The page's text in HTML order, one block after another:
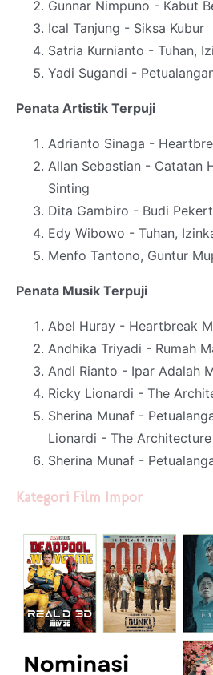
Gunnar Nimpuno - Kabut
Ical Tanjung - Siksa Kubur
Satria Kurnianto - Tuhan,
Yadi Sugandi -
Penata Artistik Terpuji
Adrianto Sinaga -
Allan Sebastian - Catatan
Sinting
Dita Gambiro - Budi
Edy Wibowo - Tuhan,
Menfo Tantono, Guntur
Penata Musik Terpuji
Abel Huray - Heartbreak
Andhika Triyadi - Rumah
Andi Rianto - Ipar Adalah
Ricky Lionardi - The
Sherina Munaf -
Lionardi - The
Sherina Munaf -
Kategori Film Impor